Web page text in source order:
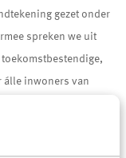
gezet onder
spreken we uit
álle inwoners van